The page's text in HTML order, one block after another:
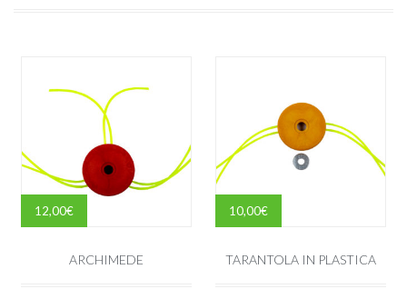
12,00€
ARCHIMEDE
10,00€
TARANTOLA IN PLASTICA